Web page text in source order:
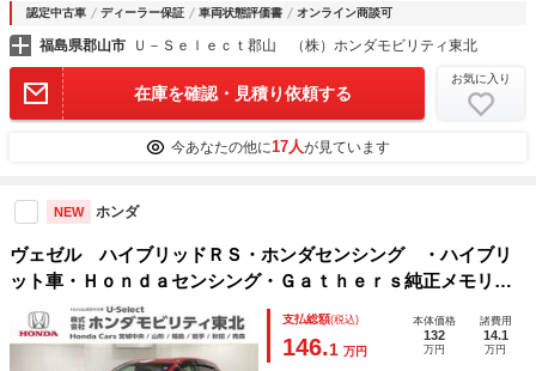
認定中古車 ディーラー保証 車両状態評価書 オンライン商談可
福島県郡山市 Ｕ－Ｓｅｌｅｃｔ郡山 （株）ホンダモビリティ東北
在庫を確認・見積り依頼する
お気に入り
今あなたの他に17人が見ています
NEW ホンダ
ヴェゼル ハイブリッドＲＳ・ホンダセンシング ・ハイブリ
ット車・Ｈｏｎｄａセンシング・Ｇａｔｈｅｒｓ純正メモリー
ナビ・バックモニター・Ｂｌｕｅｔｏｏｔｈ接続・ＬＥＤヘッ
ドライト・ＵＳＢ端子・ＥＴＣ・リモコンエンジンスタータ
ー・アルミホイール
支払総額(税込)
146.1 万円
本体価格
132
万円
諸費用
14.1
万円